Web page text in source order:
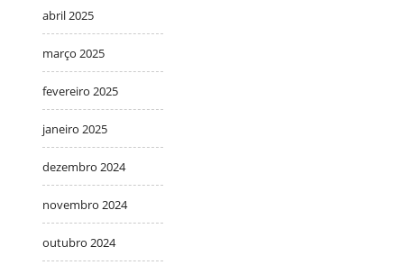
abril 2025
março 2025
fevereiro 2025
janeiro 2025
dezembro 2024
novembro 2024
outubro 2024